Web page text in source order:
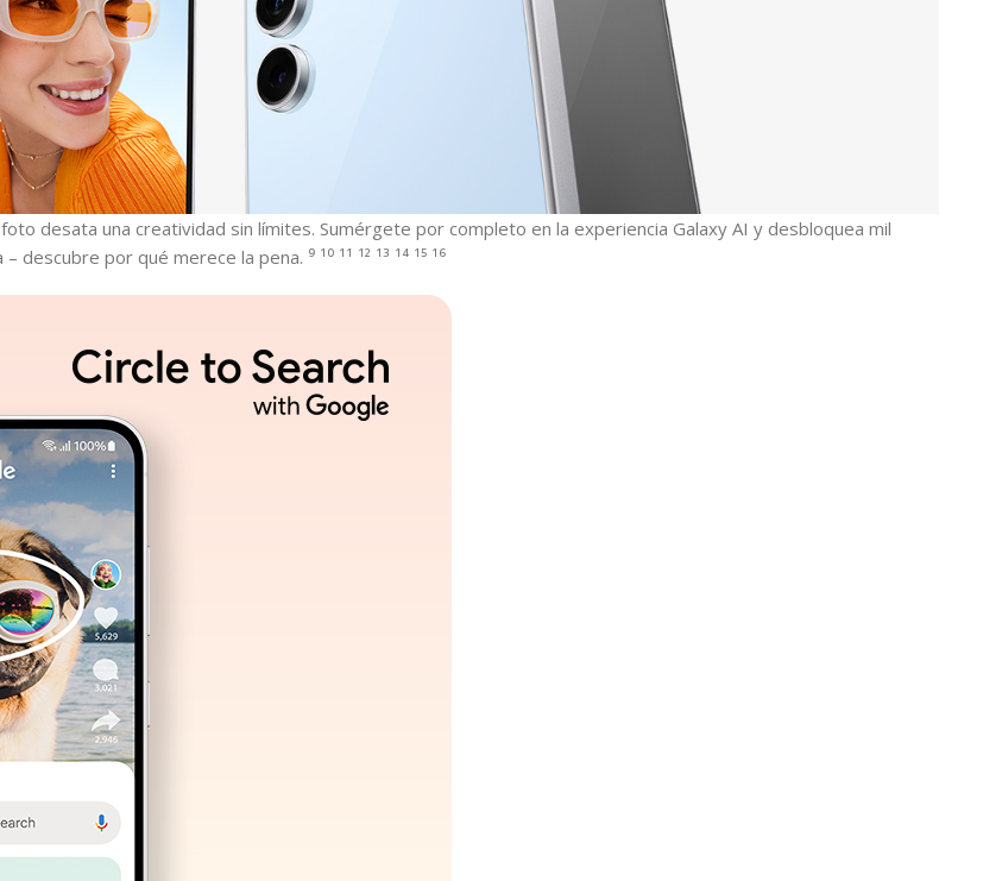
desata una creatividad sin límites. Sumérgete por completo en la experiencia Galaxy AI y desbloquea mil
por qué merece la pena. ⁹ ¹⁰ ¹¹ ¹² ¹³ ¹⁴ ¹⁵ ¹⁶